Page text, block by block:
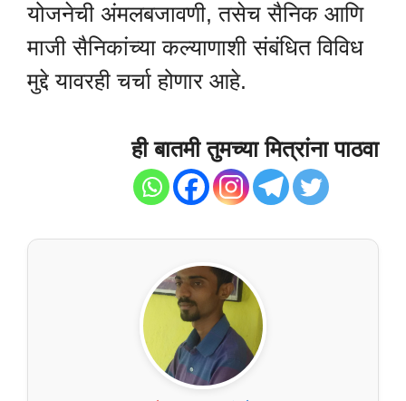
योजनेची अंमलबजावणी, तसेच सैनिक आणि
माजी सैनिकांच्या कल्याणाशी संबंधित विविध
मुद्दे यावरही चर्चा होणार आहे.
ही बातमी तुमच्या मित्रांना पाठवा